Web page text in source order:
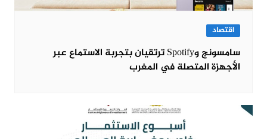
اقتصاد
سامسونج وSpotify ترتقيان بتجربة الاستماع عبر
الأجهزة المتصلة في المغرب